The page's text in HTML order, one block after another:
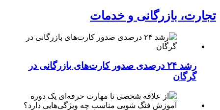
تجارت، بازرگانی و خدمات
رشد ۲۴ درصدی صدور کارت‌های بازرگانی در
گرگان